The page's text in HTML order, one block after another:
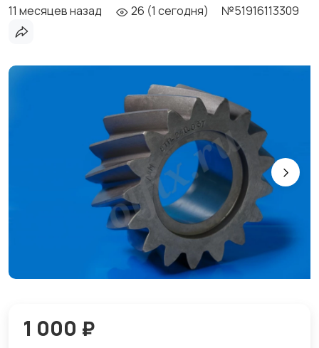
11 месяцев назад 26 (1 сегодня) №51916113309
1 000 ₽